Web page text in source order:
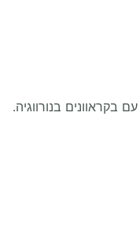
בקראוונים בנורווגיה.